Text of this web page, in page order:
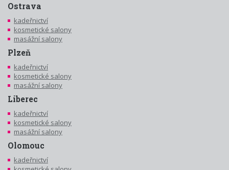
Ostrava
kadeřnictví
kosmetické salony
masážní salony
Plzeň
kadeřnictví
kosmetické salony
masážní salony
Liberec
kadeřnictví
kosmetické salony
masážní salony
Olomouc
kadeřnictví